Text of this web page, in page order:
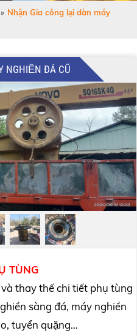
» Nhận Gia công lại dàn máy
NGHIỀN ĐÁ CŨ
TÙNG
thay thế chi tiết phụ tùng
sàng đá, máy nghiền
tuyển quặng…